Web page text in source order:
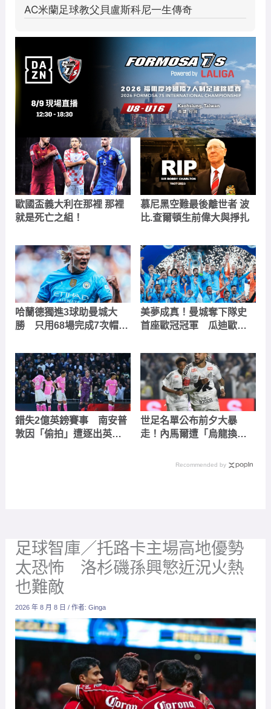
歐國盃義大利在那裡 那裡
就是死亡之組！
慕尼黑空難最後離世者 波
比.查爾頓生前偉大與掙扎
哈蘭德獨進3球助曼城大
勝 只用68場完成7次帽子
美夢成真！曼城奪下隊史
首座歐冠冠軍 瓜迪歐拉
王
錯失2億英鎊賽事 南安普
敦因「偷拍」遭逐出英冠
世足名單公布前夕大暴
走！內馬爾遭「烏龍換
家隊選情？Recommended by
足球智庫／托路卡主場高地優勢
太恐怖 洛杉磯孫興慜近況火熱
也難敵
2026 年 8 月 8 日/ 作者:Ginga